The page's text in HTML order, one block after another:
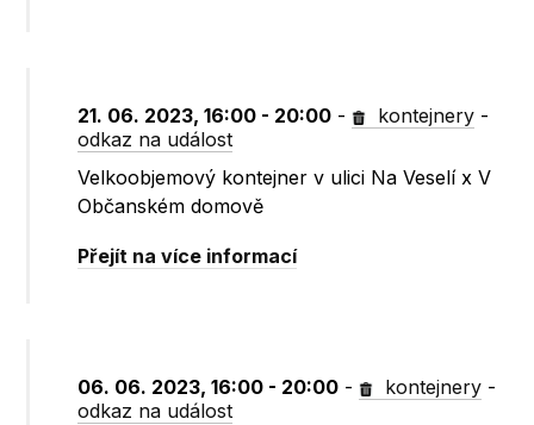
21. 06. 2023, 16:00 - 20:00 - kontejnery -
odkaz na událost
Velkoobjemový kontejner v ulici Na Veselí x V
Občanském domově
Přejít na více informací
06. 06. 2023, 16:00 - 20:00 - kontejnery -
odkaz na událost